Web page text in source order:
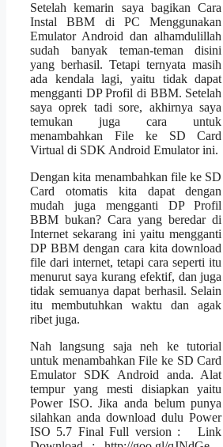
Setelah kemarin saya bagikan Cara
Instal BBM di PC Menggunakan
Emulator Android dan alhamdulillah
sudah banyak teman-teman disini
yang berhasil. Tetapi ternyata masih
ada kendala lagi, yaitu tidak dapat
mengganti DP Profil di BBM. Setelah
saya oprek tadi sore, akhirnya saya
temukan juga cara untuk
menambahkan File ke SD Card
Virtual di SDK Android Emulator ini.
Dengan kita menambahkan file ke SD
Card otomatis kita dapat dengan
mudah juga mengganti DP Profil
BBM bukan? Cara yang beredar di
Internet sekarang ini yaitu mengganti
DP BBM dengan cara kita download
file dari internet, tetapi cara seperti itu
menurut saya kurang efektif, dan juga
tidak semuanya dapat berhasil. Selain
itu membutuhkan waktu dan agak
ribet juga.
Nah langsung saja neh ke tutorial
untuk menambahkan File ke SD Card
Emulator SDK Android anda. Alat
tempur yang mesti disiapkan yaitu
Power ISO. Jika anda belum punya
silahkan anda download dulu Power
ISO 5.7 Final Full version : Link